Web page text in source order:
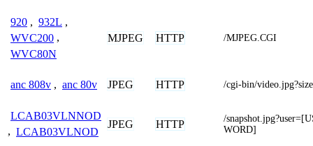
920 , 932L ,
WVC200 ,
WVC80N
MJPEG HTTP /MJPEG.CGI
anc 808v , anc 80v JPEG HTTP /cgi-bin/
LCAB03VLNNOD
, LCAB03VLNOD
JPEG HTTP
/
WORD]